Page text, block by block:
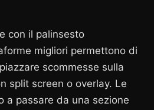
con il palinsesto
migliori permettono di
scommesse sulla
split screen o overlay. Le
a passare da una sezione